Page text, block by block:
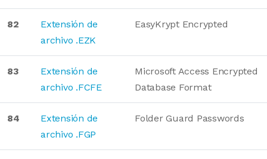
82
Extensión de
archivo .EZK
EasyKrypt Encrypted
83
Extensión de
archivo .FCFE
Microsoft Access Encrypted
Database Format
84
Extensión de
archivo .FGP
Folder Guard Passwords